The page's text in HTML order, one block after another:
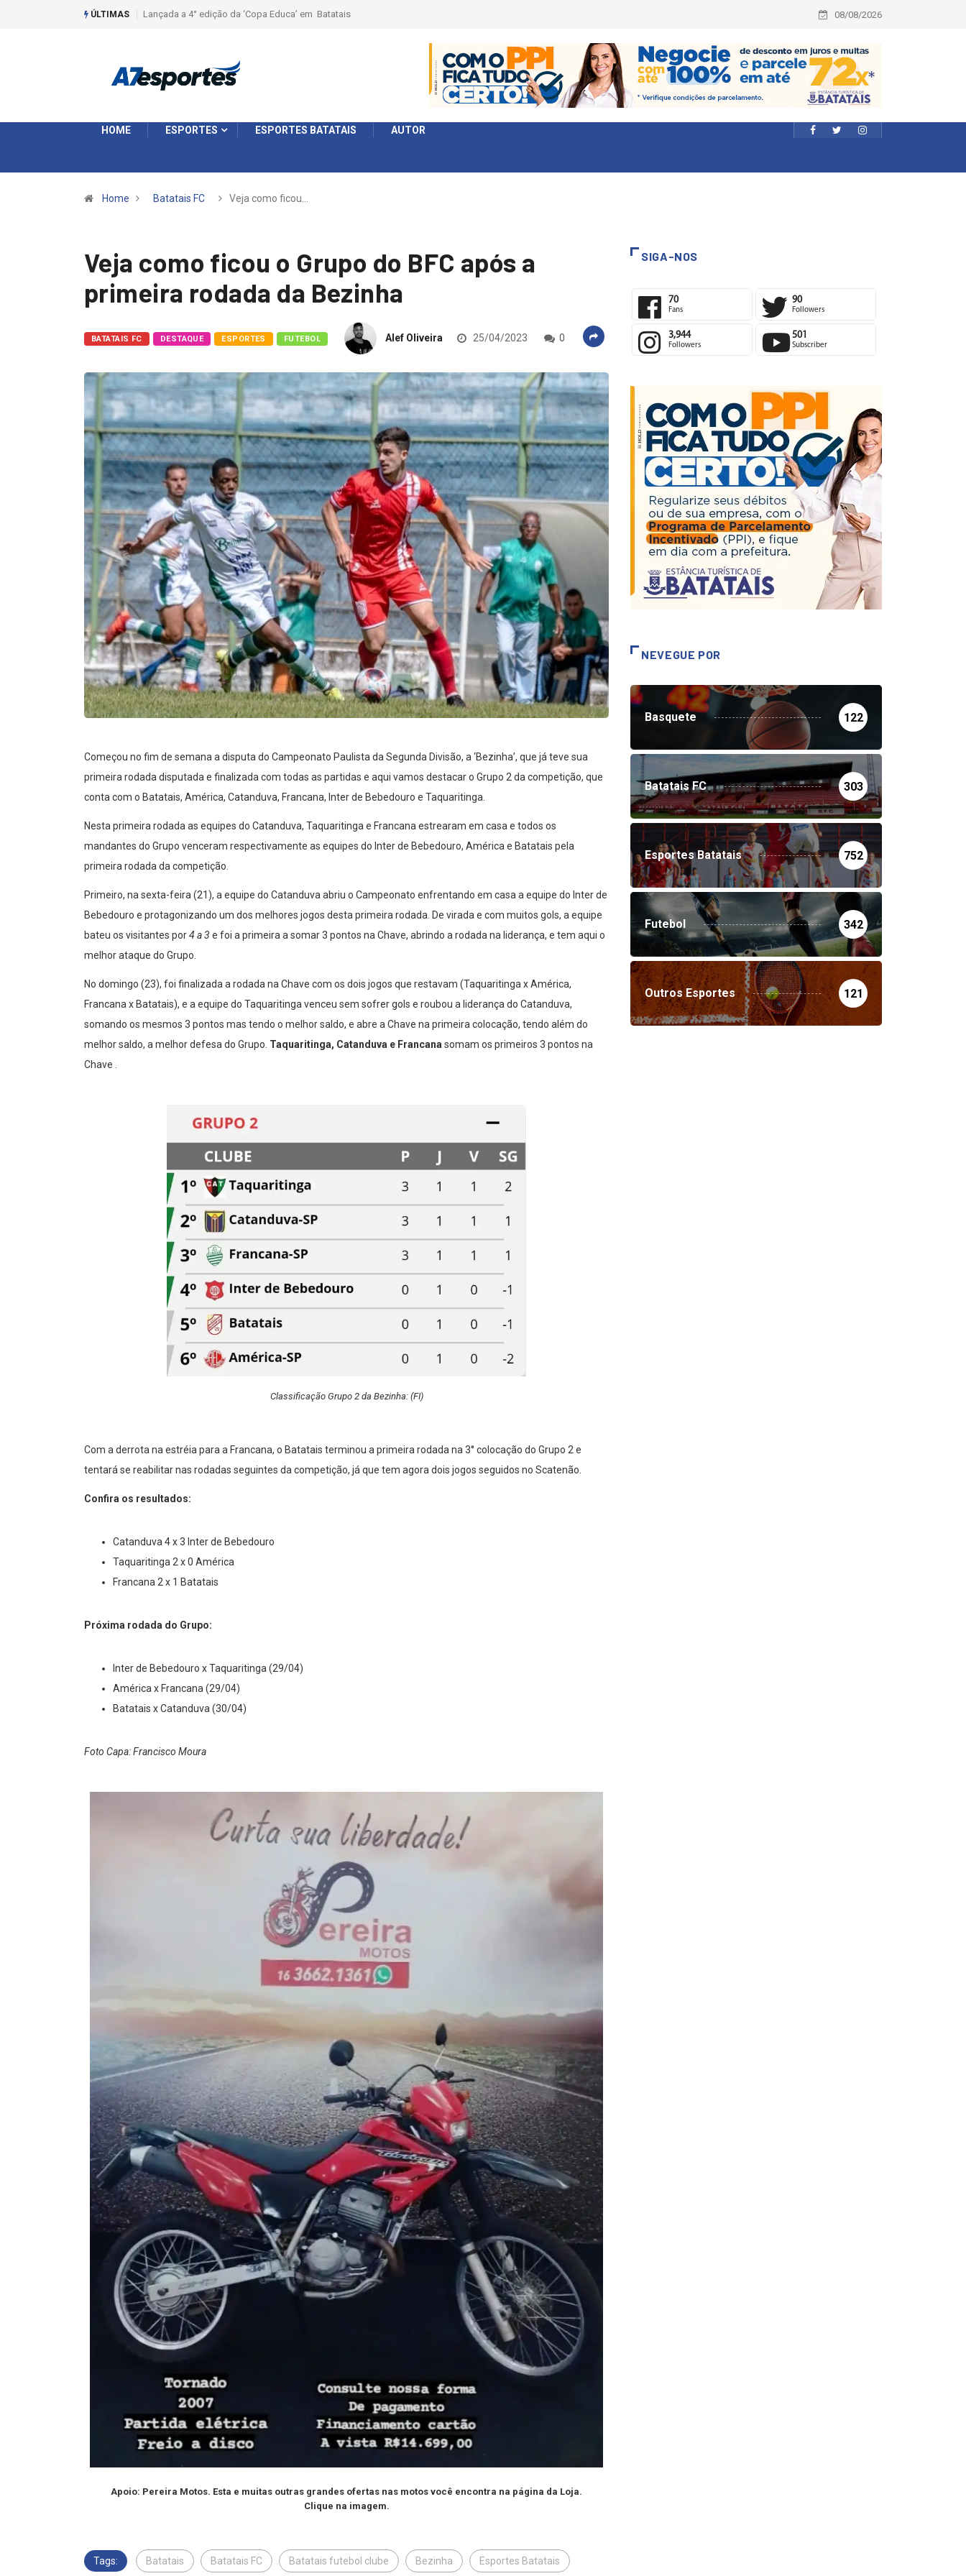
ÚLTIMAS Liga 2026: Equipes rompem com a LABE na Série Ouro e entidade define a 2° fase, times e formato 08/08/2026
HOME ESPORTES ESPORTES BATATAIS AUTOR
Home Batatais FC Veja como ficou…
Veja como ficou o Grupo do BFC após a
primeira rodada da Bezinha
BATATAIS FC DESTAQUE ESPORTES FUTEBOL Alef Oliveira 25/04/2023 0
Começou no fim de semana a disputa do Campeonato Paulista da Segunda Divisão, a ‘Bezinha’, que já teve sua
primeira rodada disputada e finalizada com todas as partidas e aqui vamos destacar o Grupo 2 da competição, que
conta com o Batatais, América, Catanduva, Francana, Inter de Bebedouro e Taquaritinga.
Nesta primeira rodada as equipes do Catanduva, Taquaritinga e Francana estrearam em casa e todos os
mandantes do Grupo venceram respectivamente as equipes do Inter de Bebedouro, América e Batatais pela
primeira rodada da competição.
Primeiro, na sexta-feira (21), a equipe do Catanduva abriu o Campeonato enfrentando em casa a equipe do Inter de
Bebedouro e protagonizando um dos melhores jogos desta primeira rodada. De virada e com muitos gols, a equipe
bateu os visitantes por4 a 3 e foi a primeira a somar 3 pontos na Chave, abrindo a rodada na liderança, e tem aqui o
melhor ataque do Grupo.
No domingo (23), foi finalizada a rodada na Chave com os dois jogos que restavam (Taquaritinga x América,
Francana x Batatais), e a equipe do Taquaritinga venceu sem sofrer gols e roubou a liderança do Catanduva,
somando os mesmos 3 pontos mas tendo o melhor saldo, e abre a Chave na primeira colocação, tendo além do
melhor saldo, a melhor defesa do Grupo. Taquaritinga, Catanduva e Francanasomam os primeiros 3 pontos na
Chave .
Classificação Grupo 2 da Bezinha: (FI)
Com a derrota na estréia para a Francana, o Batatais terminou a primeira rodada na 3° colocação do Grupo 2 e
tentará se reabilitar nas rodadas seguintes da competição, já que tem agora dois jogos seguidos no Scatenão.
Confira os resultados:
Catanduva 4 x 3 Inter de Bebedouro
Taquaritinga 2 x 0 América
Francana 2 x 1 Batatais
Próxima rodada do Grupo:
Inter de Bebedouro x Taquaritinga (29/04)
América x Francana (29/04)
Batatais x Catanduva (30/04)
Foto Capa: Francisco Moura
Apoio: Pereira Motos. Esta e muitas outras grandes ofertas nas motos você encontra na página da Loja.
Clique na imagem.
Tags: Batatais Batatais FC Batatais futebol clube Bezinha Esportes Batatais
SIGA-NOS
70
Fans
90
Followers
3,944
Followers
501
Subscriber
NEVEGUE POR
Basquete 122
Batatais FC 303
Esportes Batatais 752
Futebol 342
Outros Esportes 121